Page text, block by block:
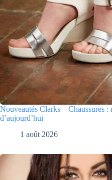
Nouveautés Clarks – Chaussures :
d’aujourd’hui
1 août 2026